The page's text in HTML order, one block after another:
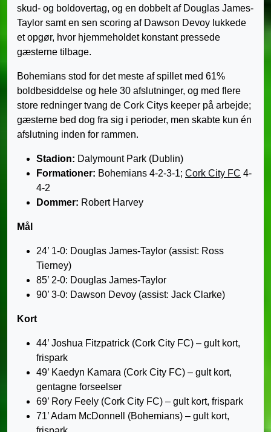
skud- og boldovertag, og en dobbelt af Douglas James-
Taylor samt en sen scoring af Dawson Devoy lukkede
et opgør, hvor hjemmeholdet konstant pressede
gæsterne tilbage.
Bohemians stod for det meste af spillet med 61%
boldbesiddelse og hele 30 afslutninger, og med flere
store redninger tvang de Cork Citys keeper på arbejde;
gæsterne bed dog fra sig i perioder, men skabte kun én
afslutning inden for rammen.
Stadion: Dalymount Park (Dublin)
Formationer: Bohemians 4-2-3-1; Cork City FC 4-
4-2
Dommer: Robert Harvey
Mål
24’ 1-0: Douglas James-Taylor (assist: Ross
Tierney)
85’ 2-0: Douglas James-Taylor
90’ 3-0: Dawson Devoy (assist: Jack Clarke)
Kort
44’ Joshua Fitzpatrick (Cork City FC) – gult kort,
frispark
49’ Kaedyn Kamara (Cork City FC) – gult kort,
gentagne forseelser
69’ Rory Feely (Cork City FC) – gult kort, frispark
71’ Adam McDonnell (Bohemians) – gult kort,